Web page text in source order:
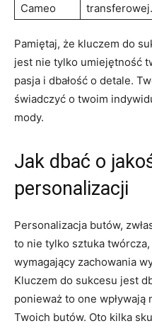
Cameo
transferowej.
Pamiętaj, że kluczem do
jest nie tylko umiejętność
pasja i dbałość o detale.
świadczyć o twoim
mody.
Jak dbać o
personalizacji
Personalizacja butów,
to nie tylko sztuka
wymagający zachowania
Kluczem do sukcesu jest
ponieważ to one wpływają
Twoich butów. Oto kilka